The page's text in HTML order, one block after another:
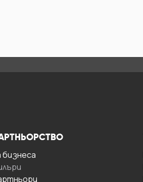
бизнесa